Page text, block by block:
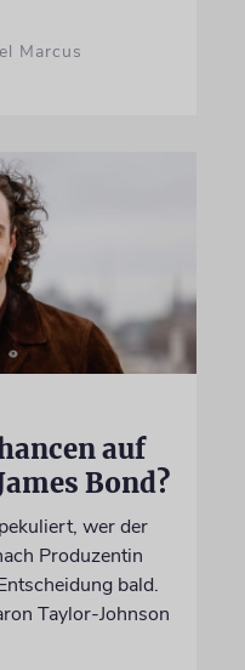
Marcus
auf
Bond?
wer der
Produzentin
bald.
Taylor-Johnson